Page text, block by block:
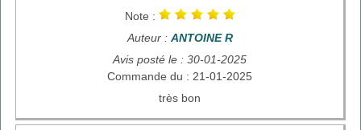
Note :
Auteur : ANTOINE R
Avis posté le : 30-01-2025
Commande du : 21-01-2025
très bon